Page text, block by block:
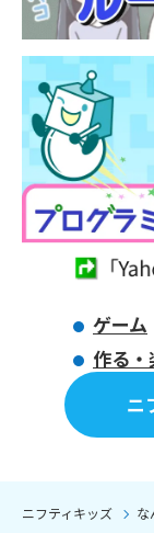
ゲーム
作る
ニ
ニフティキッズ な